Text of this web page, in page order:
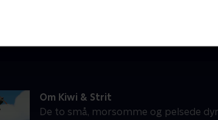
Om Kiwi & Strit
De to små, morsomme og pelsede